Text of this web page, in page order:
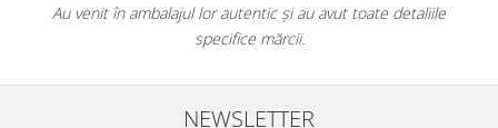
Au venit în ambalajul lor autentic și au avut toate detaliile
specifice mărcii.
NEWSLETTER